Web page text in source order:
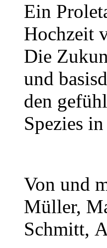
Ein
Hochzeit
Die
und
den
Spezies
Von und
Müller,
Schmitt,